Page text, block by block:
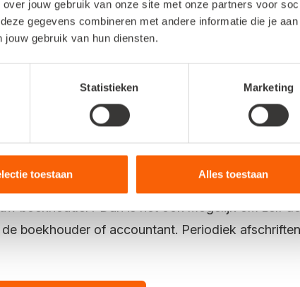
jouw gebruik van onze site met onze partners voor
gegevens combineren met andere informatie die je aan
gebruik van hun diensten.
Statistieken Marketing
toestaan Alles toestaan
in Snelstart Web en in de app. Deze functie
in te lezen. Makkelijk wanneer u nog geen
date wilt hebben.
de gedownloade bestanden inlezen. Lees indit
boekhouder? Dan is het ook mogelijk om zelf
boekhouder of accountant. Periodiek